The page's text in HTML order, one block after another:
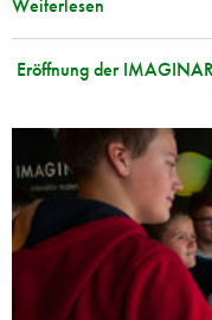
Weiterlesen
Eröffnung der